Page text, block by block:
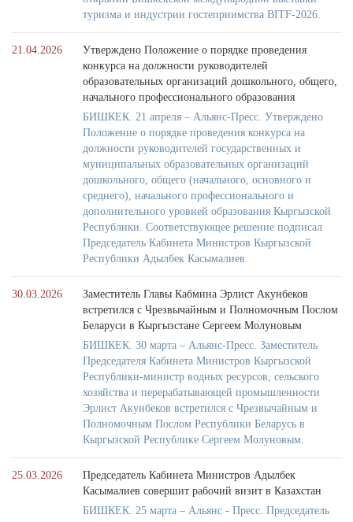
туризма и индустрии гостеприимства BITF-2026.
21.04.2026
Утверждено Положение о порядке проведения
конкурса на должности руководителей
образовательных организаций дошкольного, общего,
начального профессионального образования
БИШКЕК. 21 апреля – Альянс-Пресс. Утверждено
Положение о порядке проведения конкурса на
должности руководителей государственных и
муниципальных образовательных организаций
дошкольного, общего (начального, основного и
среднего), начального профессионального и
дополнительного уровней образования Кыргызской
Республики. Соответствующее решение подписал
Председатель Кабинета Министров Кыргызской
Республики Адылбек Касымалиев.
30.03.2026
Заместитель Главы Кабмина Эрлист Акунбеков
встретился с Чрезвычайным и Полномочным Послом
Беларуси в Кыргызстане Сергеем Молуновым
БИШКЕК. 30 марта – Альянс-Пресс. Заместитель
Председателя Кабинета Министров Кыргызской
Республики-министр водных ресурсов, сельского
хозяйства и перерабатывающей промышленности
Эрлист Акунбеков встретился с Чрезвычайным и
Полномочным Послом Республики Беларусь в
Кыргызской Республике Сергеем Молуновым.
25.03.2026
Председатель Кабинета Министров Адылбек
Касымалиев совершит рабочий визит в Казахстан
БИШКЕК. 25 марта – Альянс - Пресс. Председатель